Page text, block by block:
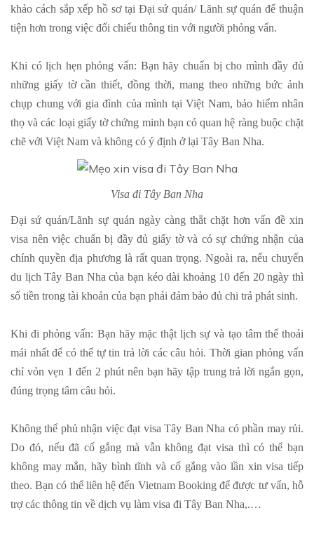
khảo cách sắp xếp hồ sơ tại Đại sứ quán/ Lãnh sự quán để thuận
tiện hơn trong việc đối chiếu thông tin với người phỏng vấn.
Khi có lịch hẹn phỏng vấn: Bạn hãy chuẩn bị cho mình đầy đủ
những giấy tờ cần thiết, đồng thời, mang theo những bức ảnh
chụp chung với gia đình của mình tại Việt Nam, bảo hiểm nhân
thọ và các loại giấy tờ chứng minh bạn có quan hệ ràng buộc chặt
chẽ với Việt Nam và không có ý định ở lại Tây Ban Nha.
Visa đi Tây Ban Nha
Đại sứ quán/Lãnh sự quán ngày càng thắt chặt hơn vấn đề xin
visa nên việc chuẩn bị đầy đủ giấy tờ và có sự chứng nhận của
chính quyền địa phương là rất quan trọng. Ngoài ra, nếu chuyến
du lịch Tây Ban Nha của bạn kéo dài khoảng 10 đến 20 ngày thì
số tiền trong tài khoản của bạn phải đảm bảo đủ chi trả phát sinh.
Khi đi phỏng vấn: Bạn hãy mặc thật lịch sự và tạo tâm thế thoải
mái nhất để có thể tự tin trả lời các câu hỏi. Thời gian phỏng vấn
chỉ vỏn vẹn 1 đến 2 phút nên bạn hãy tập trung trả lời ngắn gọn,
đúng trọng tâm câu hỏi.
Không thể phủ nhận việc đạt visa Tây Ban Nha có phần may rủi.
Do đó, nếu đã cố gắng mà vẫn không đạt visa thì có thể bạn
không may mắn, hãy bình tĩnh và cố gắng vào lần xin visa tiếp
theo. Bạn có thể liên hệ đến Vietnam Booking để được tư vấn, hỗ
trợ các thông tin về dịch vụ làm visa đi Tây Ban Nha,.…